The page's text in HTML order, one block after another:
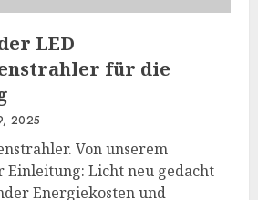
LED
für die
2025
Von unserem
Einleitung: Licht neu gedacht
Energiekosten und